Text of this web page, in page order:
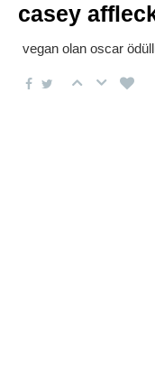
casey
vegan olan oscar